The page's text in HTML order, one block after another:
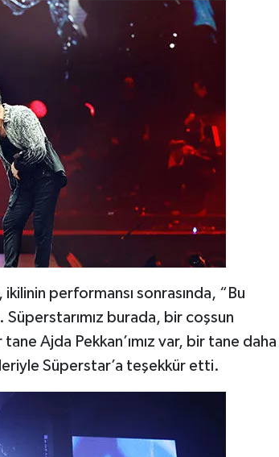
ikilinin performansı sonrasında, “Bu
burada, bir coşsun
Ajda Pekkan’ımız var, bir tane daha
Süperstar’a teşekkür etti.